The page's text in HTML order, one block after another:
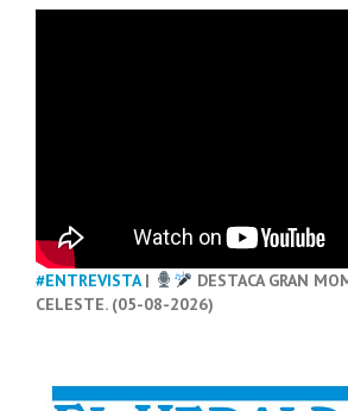
#ENTREVISTA|
DESTACA GRAN
CELESTE. (05-08-2026)